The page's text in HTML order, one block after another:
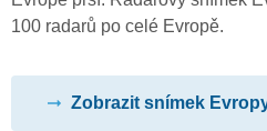
100 radarů po celé Evropě.
Zobrazit snímek